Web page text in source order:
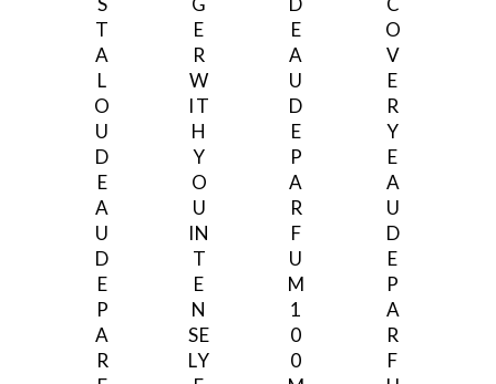
T
A
L
O
U
D
E
A
U
D
E
P
A
R
E
R
W
IT
H
Y
O
U
IN
T
E
N
SE
LY
E
A
U
D
E
P
A
R
F
U
M
1
0
0
O
V
E
R
Y
E
A
U
D
E
P
A
R
F